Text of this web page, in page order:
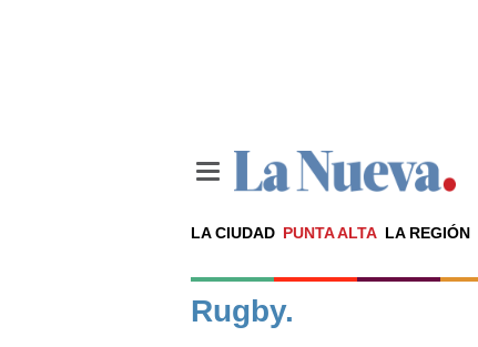
LA CIUDAD PUNTA ALTA LA REGIÓN
Noticias
Rugby.